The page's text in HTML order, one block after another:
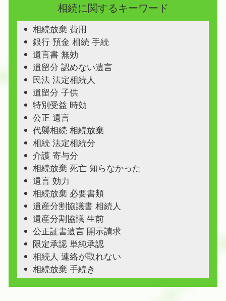
相続に関するキーワード
相続放棄 費用
銀行 預金 相続 手続
遺言書 無効
遺留分 認めない遺言
民法 法定相続人
遺留分 子供
特別受益 時効
公正 遺言
代襲相続 相続放棄
相続 法定相続分
介護 寄与分
相続放棄 死亡 知らなかった
遺言 効力
相続放棄 必要書類
遺産分割協議書 相続人
遺産分割協議 生前
公正証書遺言 開示請求
限定承認 単純承認
相続人 連絡が取れない
相続放棄 手続き